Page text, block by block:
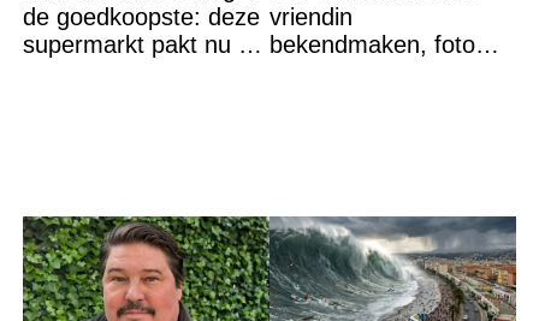
de goedkoopste: deze
supermarkt pakt nu de
vriendin
bekendmaken, foto